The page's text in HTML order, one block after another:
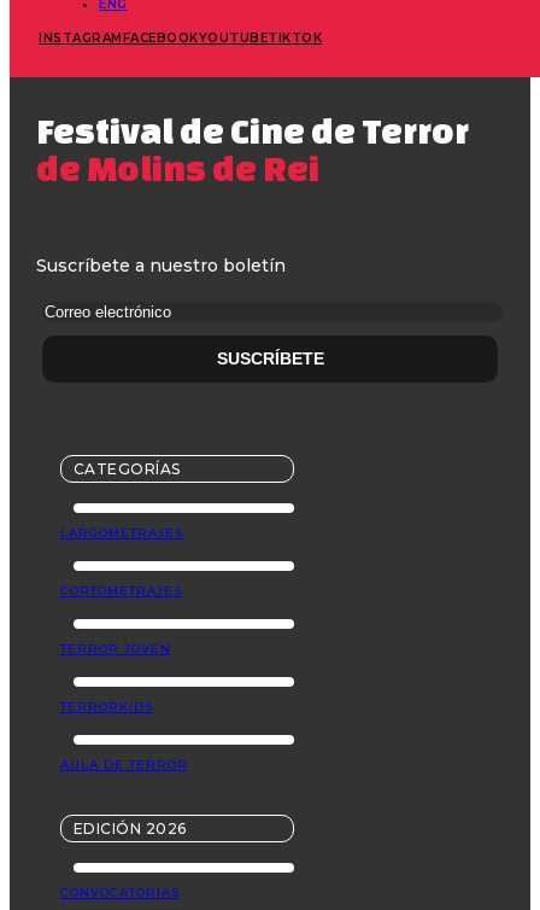
ENG
INSTAGRAMFACEBOOKYOUTUBETIKTOK
Festival de Cine de Terror
de Molins de Rei
Suscríbete a nuestro boletín
CATEGORÍAS
LARGOMETRAJES
CORTOMETRAJES
TERROR JOVEN
TERRORKIDS
AULA DE TERROR
EDICIÓN 2026
CONVOCATORIAS